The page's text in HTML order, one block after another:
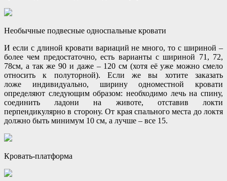
Необычные подвесные односпальные кровати
И если с длиной кровати вариаций не много, то с шириной –
более чем предостаточно, есть варианты с шириной 71, 72,
78см, а так же 90 и даже – 120 см (хотя её уже можно смело
относить к полуторной). Если же вы хотите заказать
ложе индивидуально, ширину одноместной кровати
определяют следующим образом: необходимо лечь на спину,
соединить ладони на животе, отставив локти
перпендикулярно в сторону. От края спального места до локтя
должно быть минимум 10 см, а лучше – все 15.
Кровать-платформа